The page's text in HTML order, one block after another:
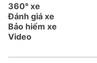
360° xe
Đánh giá xe
Bảo hiểm xe
Video